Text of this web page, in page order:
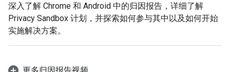
深入了解 Chrome 和 Android 中的归因报告，详细了解
Privacy Sandbox 计划，并探索如何参与其中以及如何开始
实施解决方案。
更多归因报告视频